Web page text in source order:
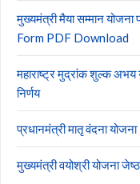
मुख्यमंत्री मैया सम्मान
Form PDF Download
महाराष्ट्र मुद्रांक शुल्क
निर्णय
प्रधानमंत्री मातृ वंदना
मुख्यमंत्री वयोश्री योजना